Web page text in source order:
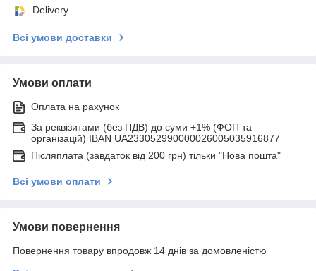
Delivery
Всі умови доставки
Умови оплати
Оплата на рахунок
За реквізитами (без ПДВ) до суми +1% (ФОП та
організацій) IBAN UA233052990000026005035916877
Післяплата (завдаток від 200 грн) тільки "Нова пошта"
Всі умови оплати
Умови повернення
Повернення товару впродовж 14 днів за домовленістю